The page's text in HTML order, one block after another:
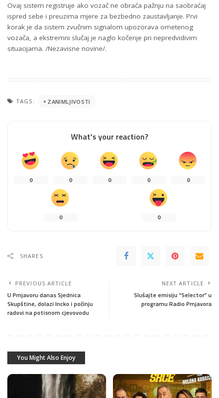
Ovaj sistem registruje ako vozač ne obraća pažnju na saobraćaj
ispred sebe i preuzima mjere za bezbedno zaustavljanje. Prvi
korak je da sistem zvučnim signalom upozorava ometenog
vozača, a ekstremni slučaj je naglo kočenje pri nepredvidivim
situacijama. /Nezavisne novine/.
TAGS: ZANIMLJIVOSTI
What's your reaction?
0 0 0 0 0
0 0
SHARES
PREVIOUS ARTICLE
U Prnjavoru danas Sjednica
Skupštine, dolazi Incko i počinju
radovi na potisnom cjevovodu
NEXT ARTICLE
Slušajte emisiju “Selector” u
programu Radio Prnjavora
You Might Also Enjoy